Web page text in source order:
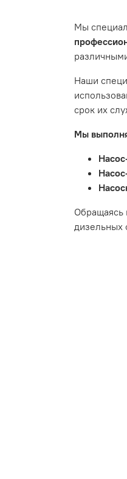
Истек
Товар
диски
Мы
Наши
срок их
Мы
Обращаясь
дизельных